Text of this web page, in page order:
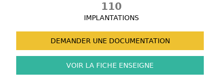
110
IMPLANTATIONS
DEMANDER UNE DOCUMENTATION
VOIR LA FICHE ENSEIGNE